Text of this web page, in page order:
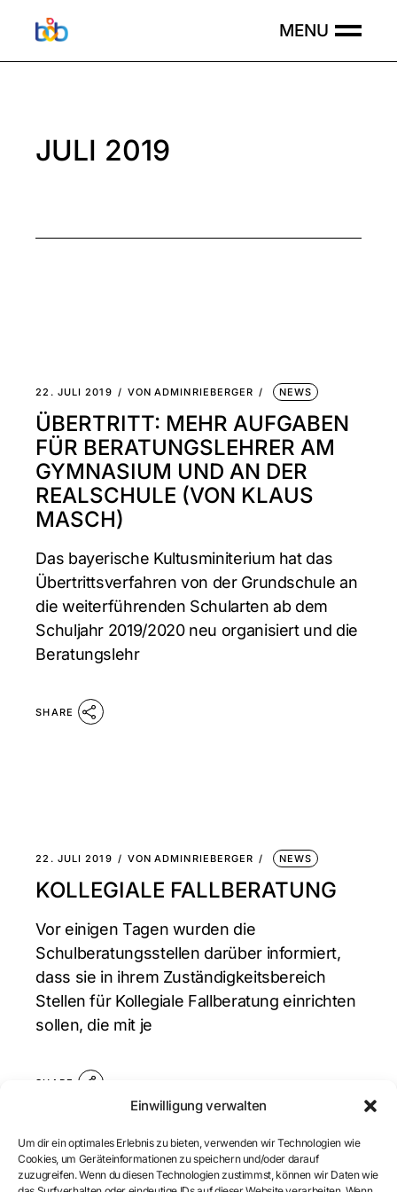
Einwilligung verwalten
Um dir ein optimales Erlebnis zu bieten, verwenden wir Technologien wie
Cookies, um Geräteinformationen zu speichern und/oder darauf
zuzugreifen. Wenn du diesen Technologien zustimmst, können wir Daten wie
JULI 2019
22. JULI 2019 VON ADMINRIEBERGER NEWS
ÜBERTRITT: MEHR AUFGABEN
FÜR BERATUNGSLEHRER AM
GYMNASIUM UND AN DER
REALSCHULE (VON KLAUS
MASCH)
Das bayerische Kultusminiterium hat das
Übertrittsverfahren von der Grundschule an
die weiterführenden Schularten ab dem
Schuljahr 2019/2020 neu organisiert und die
Beratungslehr
SHARE
22. JULI 2019 VON ADMINRIEBERGER NEWS
KOLLEGIALE FALLBERATUNG
Vor einigen Tagen wurden die
Schulberatungsstellen darüber informiert,
dass sie in ihrem Zuständigkeitsbereich
Stellen für Kollegiale Fallberatung einrichten
sollen, die mit je
SHARE